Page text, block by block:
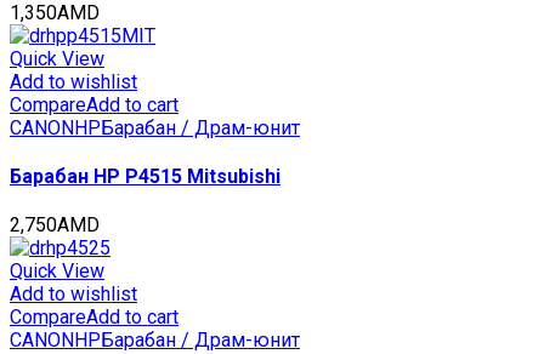
1,350AMD
Quick View
Add to wishlist
CompareAdd to cart
CANONHPБарабан / Драм-юнит
Барабан HP P4515 Mitsubishi
2,750AMD
Quick View
Add to wishlist
CompareAdd to cart
CANON HP Барабан / Драм-юнит